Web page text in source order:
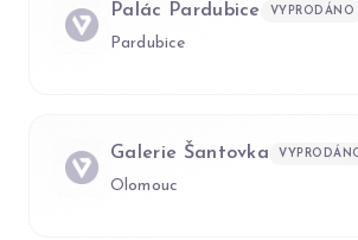
Palác Pardubice VYPRODÁNO
Pardubice
Galerie Šantovka
Olomouc